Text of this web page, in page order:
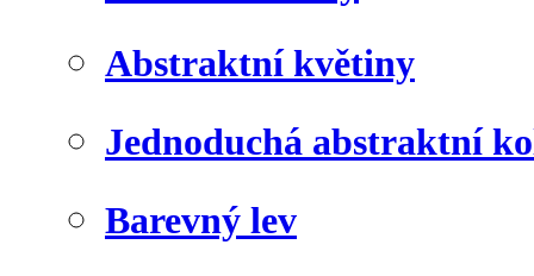
Abstraktní květiny
Jednoduchá abstraktní
Barevný lev